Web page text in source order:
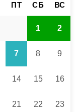
ПТ СБ ВС
1 2
7 8 9
14 15 16
21 22 23